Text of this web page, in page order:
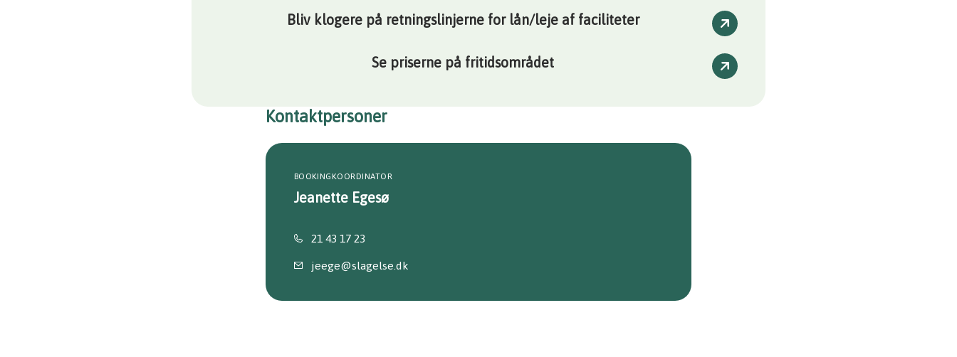
Bliv klogere på retningslinjerne for lån/leje af faciliteter
Se priserne på fritidsområdet
Kontaktpersoner
BOOKINGKOORDINATOR
Jeanette Egesø
21 43 17 23
jeege@slagelse.dk